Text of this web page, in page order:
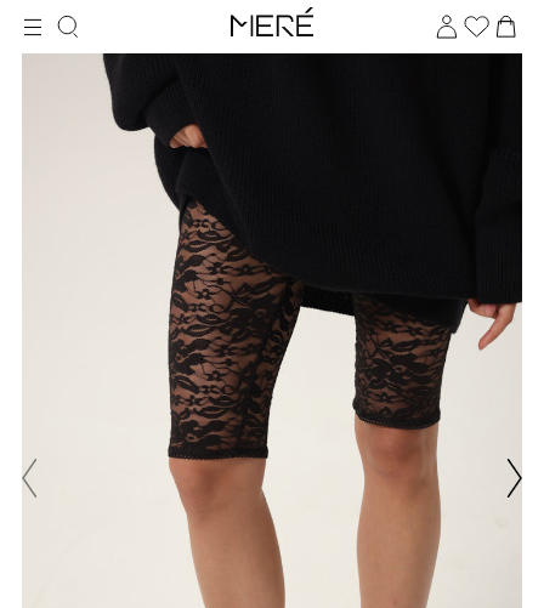
Для клиентов всех банков
Разбейте
на части
без переплат
График платежей
Добавляйте товары